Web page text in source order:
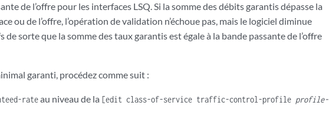
de l’offre pour les interfaces LSQ. Si la somme des débits garantis dépasse la
ou de l’offre, l’opération de validation n’échoue pas, mais le logiciel diminue
sorte que la somme des taux garantis est égale à la bande passante de l’offre
garanti, procédez comme suit :
rateau niveau de la [edit class-of-service traffic-control-profile profile-